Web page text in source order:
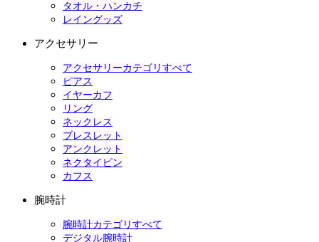
タオル・ハンカチ
レイングッズ
アクセサリー
アクセサリーカテゴリすべて
ピアス
イヤーカフ
リング
ネックレス
ブレスレット
アンクレット
ネクタイピン
カフス
腕時計
腕時計カテゴリすべて
デジタル腕時計